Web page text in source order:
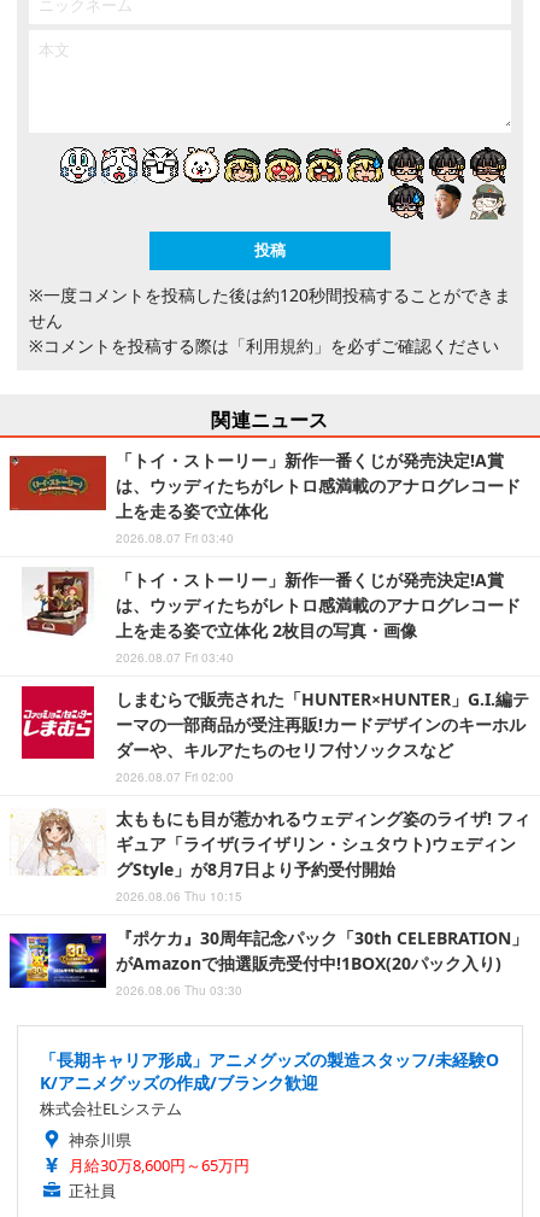
※一度コメントを投稿した後は約120秒間投稿することができま
せん
※コメントを投稿する際は 「利用規約」 を必ずご確認ください
関連ニュース
「トイ・ストーリー」新作一番くじが発売決定!A賞
は、ウッディたちがレトロ感満載のアナログレコード
上を走る姿で立体化
2026.08.07 Fri 03:40
「トイ・ストーリー」新作一番くじが発売決定!A賞
は、ウッディたちがレトロ感満載のアナログレコード
上を走る姿で立体化 2枚目の写真・画像
2026.08.07 Fri 03:40
しまむらで販売された「HUNTER×HUNTER」G.I.編テ
ーマの一部商品が受注再販!カードデザインのキーホル
ダーや、キルアたちのセリフ付ソックスなど
2026.08.07 Fri 02:00
太ももにも目が惹かれるウェディング姿のライザ! フィ
ギュア「ライザ(ライザリン・シュタウト)ウェディン
グStyle」が8月7日より予約受付開始
2026.08.06 Thu 10:15
『ポケカ』30周年記念パック「30th CELEBRATION」
がAmazonで抽選販売受付中!1BOX(20パック入り)
2026.08.06 Thu 03:30
「長期キャリア形成」アニメグッズの製造スタッフ/未経験O
K/アニメグッズの作成/ブランク歓迎
株式会社ELシステム
神奈川県
月給30万8,600円～65万円
正社員